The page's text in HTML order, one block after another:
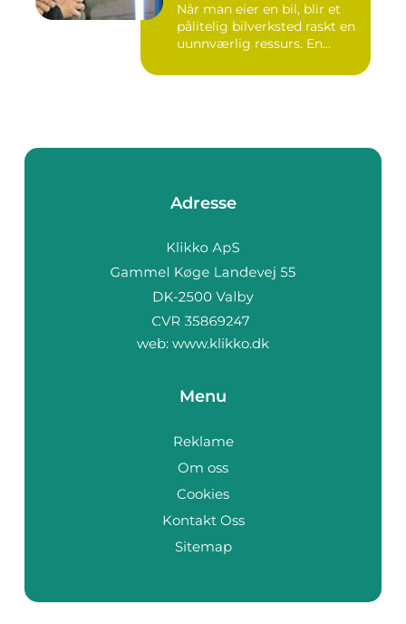
Når man eier en bil, blir et
pålitelig bilverksted raskt en
uunnværlig ressurs. En...
Adresse
web: www.klikko.dk
Menu
Reklame
Om oss
Cookies
Kontakt Oss
Sitemap